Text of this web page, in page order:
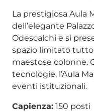
La prestigiosa Aula
dell’elegante
Odescalchi e si
spazio limitato
maestose colonne.
tecnologie, l’Aula
eventi istituzionali.
Capienza: 150 posti